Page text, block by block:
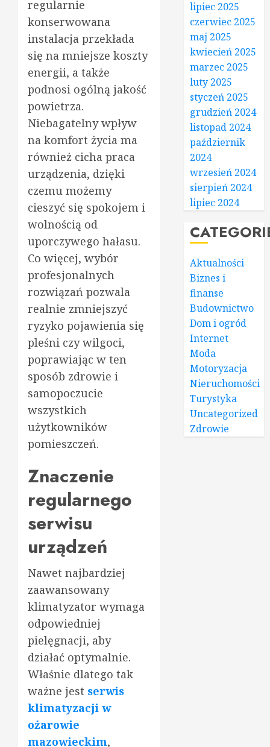
regularnie
konserwowana
instalacja przekłada
się na mniejsze koszty
energii, a także
podnosi ogólną jakość
powietrza.
Niebagatelny wpływ
na komfort życia ma
również cicha praca
urządzenia, dzięki
czemu możemy
cieszyć się spokojem i
wolnością od
uporczywego hałasu.
Co więcej, wybór
profesjonalnych
rozwiązań pozwala
realnie zmniejszyć
ryzyko pojawienia się
pleśni czy wilgoci,
poprawiając w ten
sposób zdrowie i
samopoczucie
wszystkich
użytkowników
pomieszczeń.
Znaczenie
regularnego
serwisu
urządzeń
Nawet najbardziej
zaawansowany
klimatyzator wymaga
odpowiedniej
pielęgnacji, aby
działać optymalnie.
Właśnie dlatego tak
ważne jest serwis
klimatyzacji w
ożarowie
mazowieckim,
lipiec 2025
czerwiec 2025
maj 2025
kwiecień 2025
marzec 2025
luty 2025
styczeń 2025
grudzień 2024
listopad 2024
październik
2024
wrzesień 2024
sierpień 2024
lipiec 2024
Aktualności
Biznes i
finanse
Budownictwo
Dom i ogród
Internet
Moda
Motoryzacja
Nieruchomości
Turystyka
Uncategorized
Zdrowie